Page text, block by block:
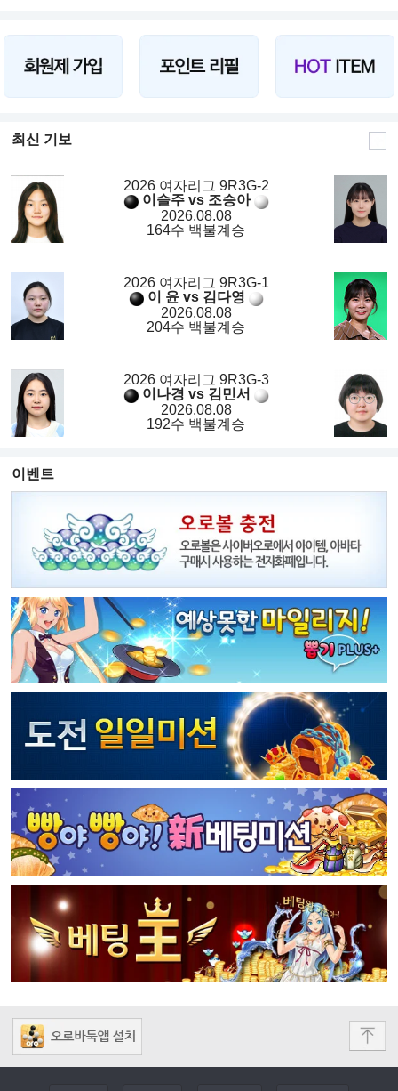
최신 기보
2026 여자리그 9R3G-2
이슬주 vs 조승아
2026.08.08
164수 백불계승
2026 여자리그 9R3G-1
이 윤 vs 김다영
2026.08.08
204수 백불계승
2026 여자리그 9R3G-3
이나경 vs 김민서
2026.08.08
192수 백불계승
이벤트